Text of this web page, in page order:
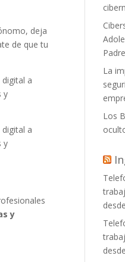
deja
de que tu
a
y
a
y
y
La
Los